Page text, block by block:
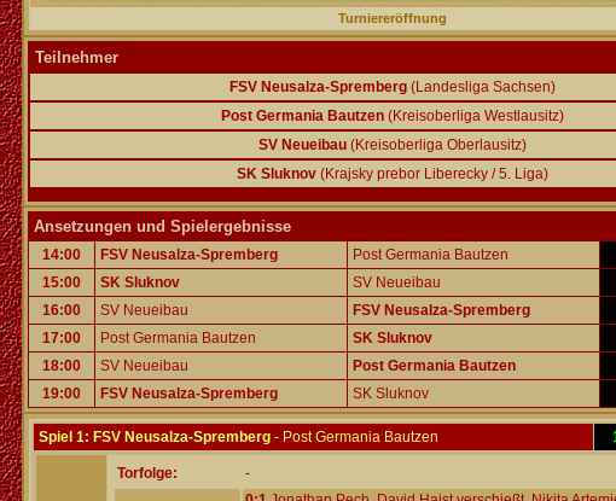
Turniereröffnung
Teilnehmer
FSV Neusalza-Spremberg (Landesliga Sachsen)
Post Germania Bautzen (Kreisoberliga Westlausitz)
SV Neueibau (Kreisoberliga Oberlausitz)
SK Sluknov (Krajsky prebor Liberecky / 5. Liga)
Ansetzungen und Spielergebnisse
14:00 FSV Neusalza-Spremberg Post Germania Bautzen
15:00
SK Sluknov SV Neueibau
16:00
SV Neueibau FSV Neusalza-Spremberg
17:00
Post Germania Bautzen SK Sluknov
18:00
SV Neueibau Post Germania Bautzen
19:00
FSV Neusalza-Spremberg SK Sluknov
Spiel 1: FSV Neusalza-Spremberg - Post Germania Bautzen
Torfolge:
-